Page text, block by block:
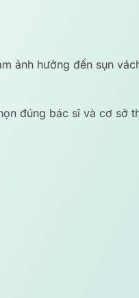
ảnh hưởng đến sụn
đúng bác sĩ và cơ sở